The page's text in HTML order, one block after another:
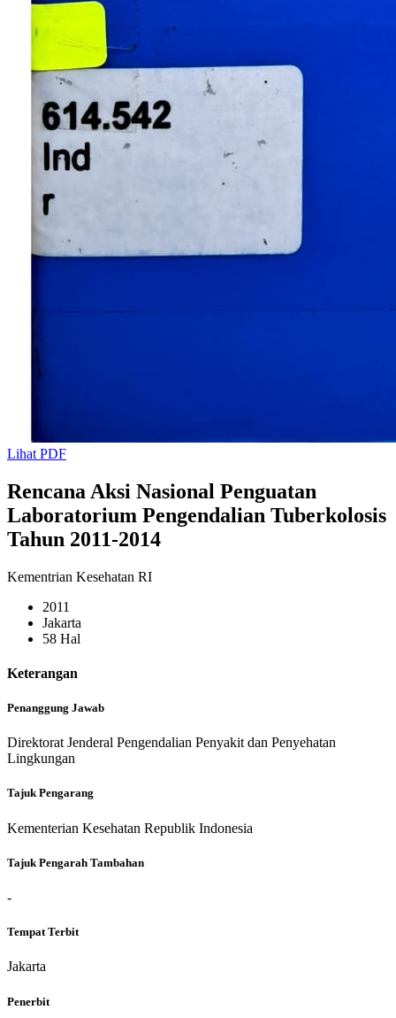
Lihat PDF
Rencana Aksi Nasional Penguatan
Laboratorium Pengendalian Tuberkolosis
Tahun 2011-2014
Kementrian Kesehatan RI
2011
Jakarta
58 Hal
Keterangan
Penanggung Jawab
Direktorat Jenderal Pengendalian Penyakit dan Penyehatan
Lingkungan
Tajuk Pengarang
Kementerian Kesehatan Republik Indonesia
Tajuk Pengarah Tambahan
-
Tempat Terbit
Jakarta
Penerbit